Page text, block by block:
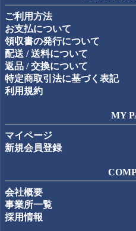
ご利用方法
お支払について
領収書の発行について
配送 / 送料について
返品 / 交換について
特定商取引法に基づく表記
利用規約
MY
マイページ
新規会員登録
会社概要
事業所一覧
採用情報